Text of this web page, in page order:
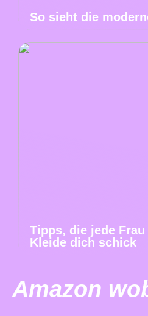
So sieht die
Tipps, die jede
Kleide dich schick
Amazon